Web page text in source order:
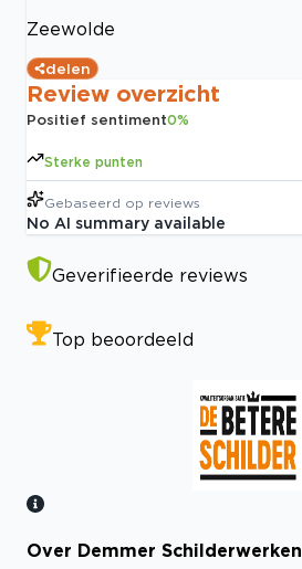
Zeewolde
delen
Review overzicht
Positief sentiment0%
Sterke punten
Gebaseerd op reviews
No AI summary available
Geverifieerde reviews
Top beoordeeld
Bekijk certificaat
Over Demmer Schilderwerken